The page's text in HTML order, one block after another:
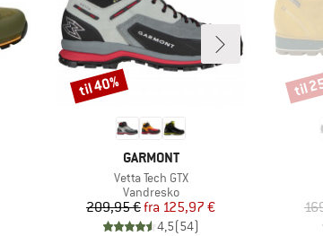
MÆRKE
GARMONT
Artikel
Vetta Tech GTX
Produktgruppe
Vandresko
Pris
209,95 € Nedsat pris
fra 125,97 €
4,5(54)
Rabat
til 40% Rabat
til